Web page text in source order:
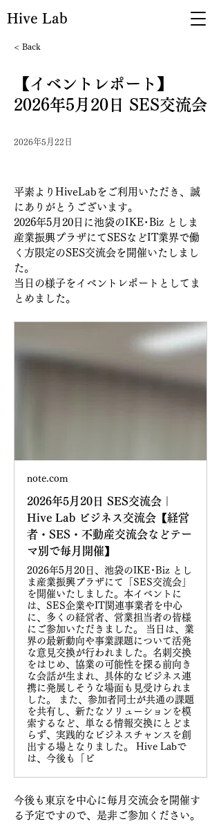
Hive Lab
< Back
【イベントレポート】
2026年5月20日 SES交流会
2026年5月22日
平素よりHiveLabをご利用いただき、誠
にありがとうございます。
2026年5月20日に池袋のIKE･Biz としま
産業振興プラザにてSESなどIT業界で働
く方限定のSES交流会を開催いたしまし
た。
当日の様子をイベントレポートとしてま
とめました。
note.com
2026年5月20日 SES交流会｜
Hive Lab ビジネス交流会【経営
者・SES・不動産交流会などテー
マ別で毎月開催】
2026年5月20日、池袋のIKE･Biz とし
ま産業振興プラザにて「SES交流会」
を開催いたしました。本イベントに
は、SES企業やIT関連事業者を中心
に、多くの経営者、営業担当者の皆様
にご参加いただきました。 当日は、業
界の最新動向や事業課題について活発
な意見交換が行われました。名刺交換
をはじめ、協業の可能性を探る前向き
な会話が生まれ、具体的なビジネス連
携に発展しそうな場面も見受けられま
した。 また、参加者同士が共通の課題
を共有し、新たなソリューションを模
索するなど、単なる情報交換にとどま
らず、実践的なビジネスチャンスを創
出する場となりました。 Hive Labで
は、今後も「ビ
今後も東京を中心に毎月交流会を開催す
る予定ですので、是非ご参加ください。